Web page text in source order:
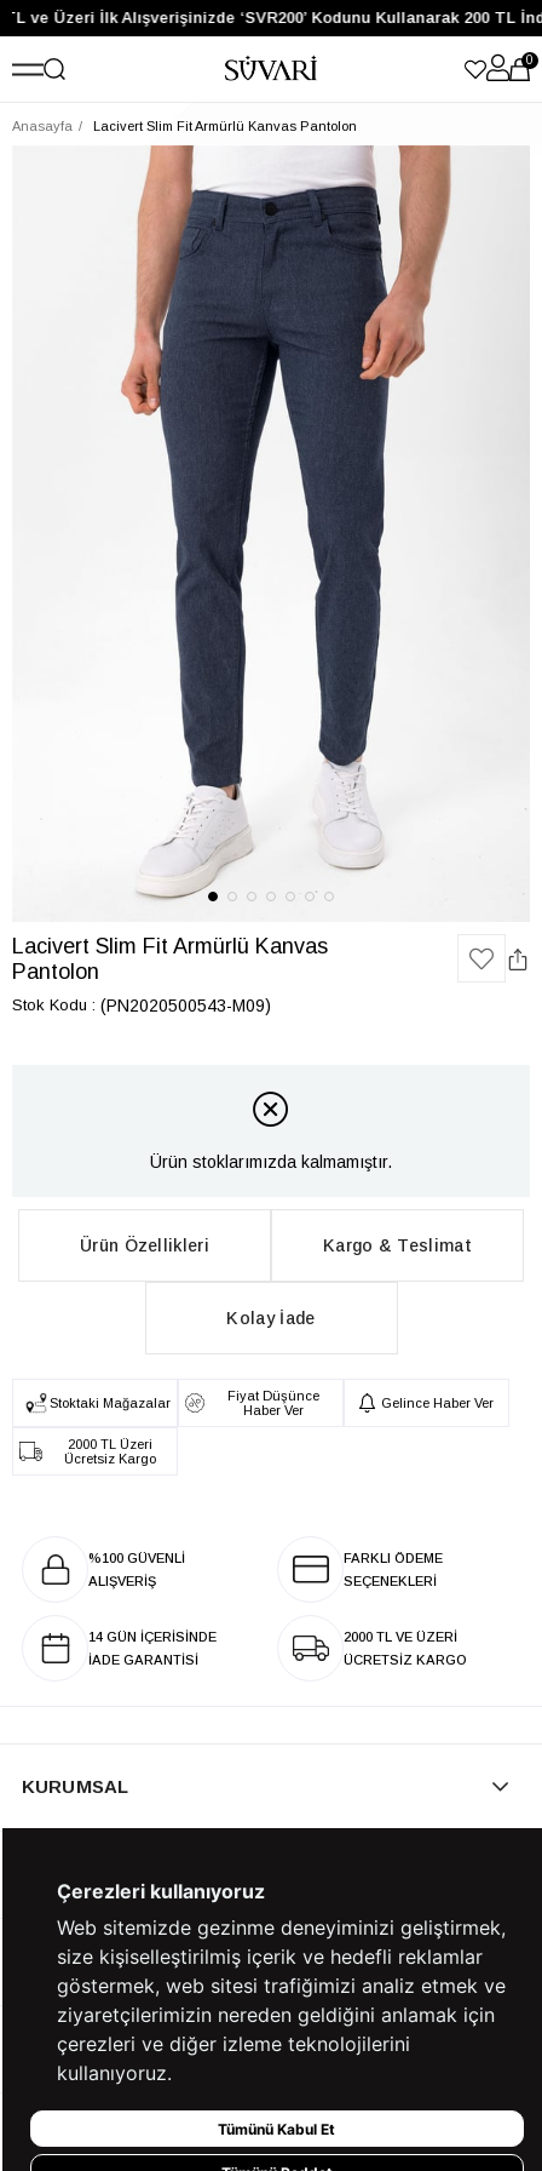
ve Üzeri İlk Alışverişinizde ‘SVR200’ Kodunu Kullanarak 200 TL
0
Anasayfa Lacivert Slim Fit Armürlü Kanvas Pantolon
Lacivert Slim Fit Armürlü Kanvas
Pantolon
Stok Kodu (PN2020500543-M09)
Ürün stoklarımızda kalmamıştır.
Ürün Özellikleri Kargo & Teslimat
Kolay İade
Stoktaki Mağazalar
Fiyat Düşünce
Haber Ver
Gelince Haber Ver
2000 TL Üzeri
Ücretsiz Kargo
%100 GÜVENLİ
ALIŞVERİŞ
FARKLI ÖDEME
SEÇENEKLERİ
14 GÜN İÇERİSİNDE
İADE GARANTİSİ
2000 TL VE ÜZERİ
ÜCRETSİZ KARGO
KURUMSAL
YARDIM
BİZE ULAŞIN
HIZLI ERİŞİM
Çerezleri kullanıyoruz
Web sitemizde gezinme deneyiminizi geliştirmek,
size kişiselleştirilmiş içerik ve hedefli reklamlar
göstermek, web sitesi trafiğimizi analiz etmek ve
ziyaretçilerimizin nereden geldiğini anlamak için
çerezleri ve diğer izleme teknolojilerini
kullanıyoruz.
Tümünü Kabul Et